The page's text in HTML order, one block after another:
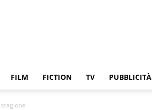
FILM FICTION TV PUBBLICITÀ